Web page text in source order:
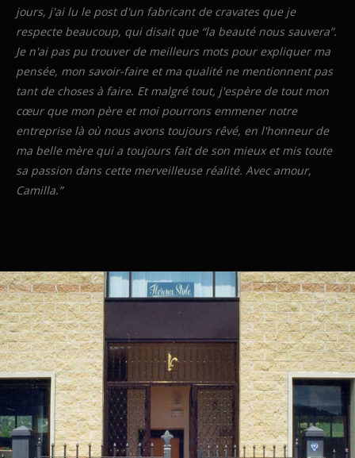
jours, j'ai lu le post d'un fabricant de cravates que je
respecte beaucoup, qui disait que “la beauté nous sauvera”.
Je n'ai pas pu trouver de meilleurs mots pour expliquer ma
pensée, mon savoir-faire et ma qualité ne mentionnent pas
tant de choses à faire. Et malgré tout, j'espère de tout mon
cœur que mon père et moi pourrons emmener notre
entreprise là où nous avons toujours rêvé, en l'honneur de
ma belle mère qui a toujours fait de son mieux et mis toute
sa passion dans cette merveilleuse réalité. Avec amour,
Camilla.”